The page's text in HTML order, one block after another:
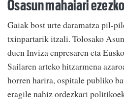
Osasun mahaiari
Gaiak bost urte daramatza pil-
txinpartarik itzali. Tolosako
duen Inviza enpresaren eta
Sailaren arteko hitzarmena
horren harira, ospitale publiko
eragile nahiz ordezkari